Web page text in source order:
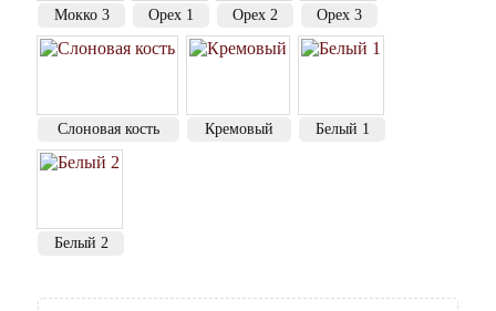
Мокко 3 Орех 1 Орех 2 Орех 3
Слоновая кость Кремовый Белый 1
Белый 2